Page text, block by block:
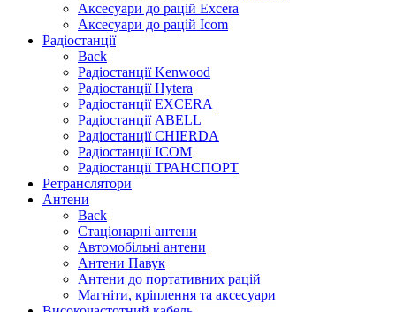
Аксесуари до рацій Excera
Аксесуари до рацій Icom
Радіостанції
Back
Радіостанції Kenwood
Радіостанції Hytera
Радіостанції EXCERA
Радіостанції ABELL
Радіостанції CHIERDA
Радіостанції ICOM
Радіостанції ТРАНСПОРТ
Ретранслятори
Антени
Back
Стаціонарні антени
Автомобільні антени
Антени Павук
Антени до портативних рацій
Магніти, кріплення та аксесуари